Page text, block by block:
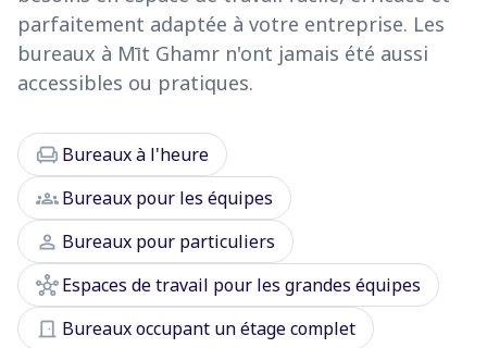
parfaitement adaptée à votre entreprise. Les
bureaux à Mīt Ghamr n'ont jamais été aussi
accessibles ou pratiques.
chair Bureaux à l'heure
groupsBureaux pour les équipes
person Bureaux pour particuliers
hubEspaces de travail pour les grandes équipes
door_front Bureaux occupant un étage complet